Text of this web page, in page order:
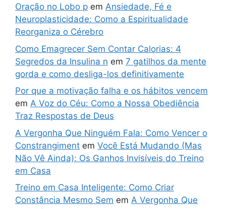
Oração no Lobo p em Ansiedade, Fé e
Neuroplasticidade: Como a Espiritualidade
Reorganiza o Cérebro
Como Emagrecer Sem Contar Calorias: 4
Segredos da Insulina n em 7 gatilhos da mente
gorda e como desliga-los definitivamente
Por que a motivação falha e os hábitos vencem
em A Voz do Céu: Como a Nossa Obediência
Traz Respostas de Deus
A Vergonha Que Ninguém Fala: Como Vencer o
Constrangiment em Você Está Mudando (Mas
Não Vê Ainda): Os Ganhos Invisíveis do Treino
em Casa
Treino em Casa Inteligente: Como Criar
Constância Mesmo Sem em A Vergonha Que